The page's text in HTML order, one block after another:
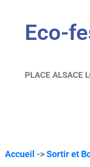
Eco-
PLACE ALSACE
Accueil ->Sortir et